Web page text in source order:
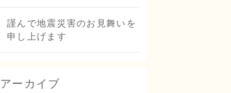
謹んで地震災害のお見舞いを
申し上げます
アーカイブ